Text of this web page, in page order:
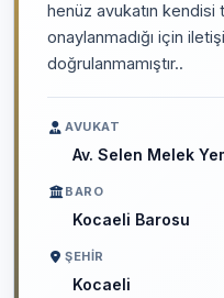
henüz avukatın kendisi
onaylanmadığı için
doğrulanmamıştır..
AVUKAT
Av. Selen Melek
BARO
Kocaeli Barosu
ŞEHIR
Kocaeli